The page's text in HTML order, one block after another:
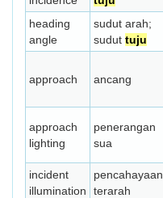
heading
angle
sudut arah;
sudut tuju
approach ancang
approach
lighting
penerangan
sua
incident
illumination
pencahayaan
terarah